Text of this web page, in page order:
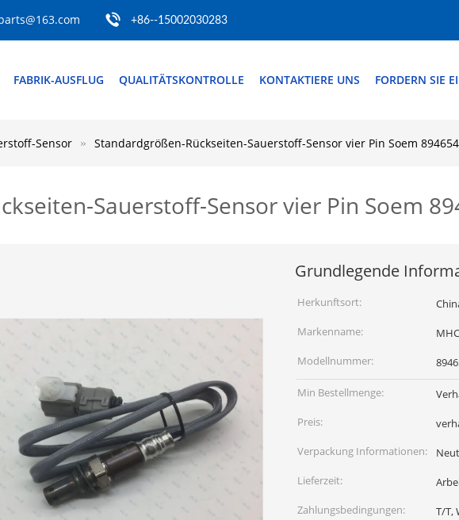
+86--15002030283
FABRIK-AUSFLUG QUALITÄTSKONTROLLE KONTAKTIERE UNS FORDERN SIE
Sensor Standardgrößen-Rückseiten-Sauerstoff-Sensor vier Pin Soem
Sauerstoff-Sensor vier Pin Soem
Grundlegende
Herkunftsort:
Markenname:
Modellnummer:
Min Bestellmenge:
Preis:
Verpackung Informationen:
Lieferzeit:
Zahlungsbedingungen:
T/T,